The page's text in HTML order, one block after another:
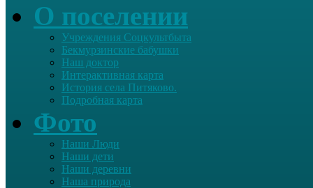
О поселении
Учреждения Соцкультбыта
Бекмурзинские бабушки
Наш доктор
Интерактивная карта
История села Питяково.
Подробная карта
Фото
Наши Люди
Наши дети
Наши деревни
Наша природа